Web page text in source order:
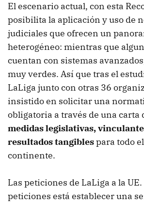
El escenario actual, con esta
posibilita la aplicación y uso de
judiciales que ofrecen un
heterogéneo: mientras que
cuentan con sistemas
muy verdes. Así que tras el
LaLiga junto con otras 36
insistido en solicitar una
obligatoria a través de una carta
medidas legislativas,
resultados tangiblespara todo
continente.
Las peticiones de LaLiga a la
peticiones está establecer una